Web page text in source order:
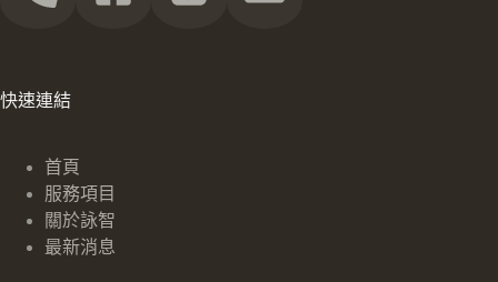
快速連結
首頁
服務項目
關於詠智
最新消息